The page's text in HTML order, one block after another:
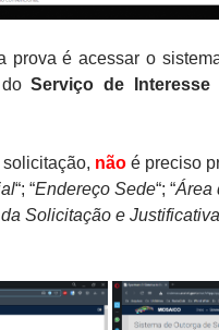
prova é acessar o
doServiço de Interesse
nãoé preciso
“; “Endereço Sede“; “Área
Solicitação e Justificativa